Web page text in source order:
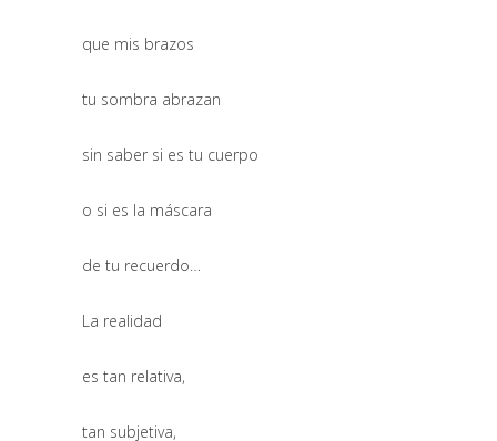
que mis brazos
tu sombra abrazan
sin saber si es tu cuerpo
o si es la máscara
de tu recuerdo…
La realidad
es tan relativa,
tan subjetiva,